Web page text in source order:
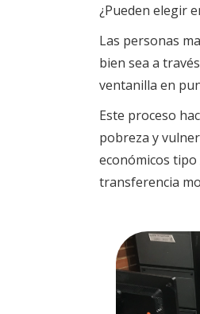
¿Pueden elegir
Las personas
bien sea a
ventanilla en
Este proceso
pobreza y
económicos
transferencia